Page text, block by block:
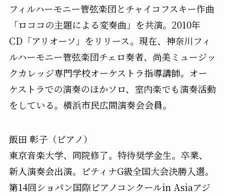
フィルハーモニー管弦楽団とチャイコフスキー作曲
「ロココの主題による変奏曲」を共演。2010年
CD「アリオーソ」をリリース。現在、神奈川フィ
ルハーモニー管弦楽団チェロ奏者、尚美ミュージッ
クカレッジ専門学校オーケストラ指導講師。オー
ケストラでの演奏のほかソロ、室内楽でも演奏活動
をしている。横浜市民広間演奏会会員。
飯田 彰子（ピアノ）
東京音楽大学、同院修了。特待奨学金生。卒業、
新人演奏会出演。ピティナG級全国大会決勝入選。
第14回ショパン国際ピアノコンクールin Asiaアジ